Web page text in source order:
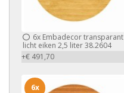
6x Embadecor transparant
licht eiken 2,5 liter 38.2604
+€ 491,70
6x